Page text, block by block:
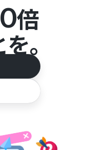
倍
。